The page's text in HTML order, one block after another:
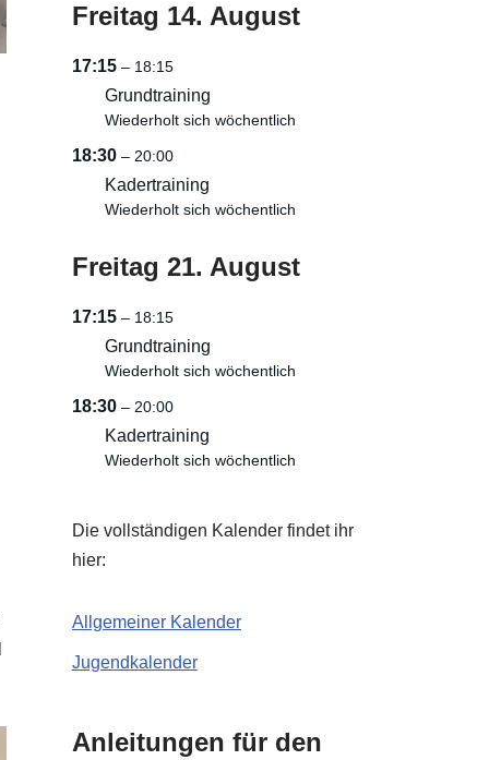
Freitag 14. August
17:15 – 18:15
Grundtraining
Wiederholt sich wöchentlich
18:30 – 20:00
Kadertraining
Wiederholt sich wöchentlich
Freitag 21. August
17:15 – 18:15
Grundtraining
Wiederholt sich wöchentlich
18:30 – 20:00
Kadertraining
Wiederholt sich wöchentlich
Die vollständigen Kalender findet ihr
hier:
Allgemeiner Kalender
Jugendkalender
Anleitungen für den